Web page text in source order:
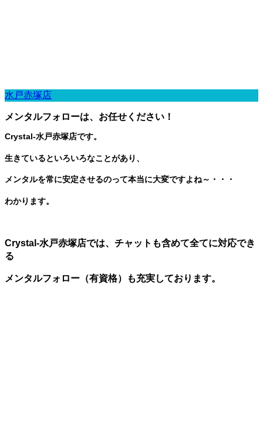
水戸赤塚店
メンタルフォローは、お任せください！
Crystal-水戸赤塚店です。
生きているといろいろなことがあり、
メンタルを常に安定させるのって本当に大変ですよね～・・・
わかります。
Crystal-水戸赤塚店では、チャットも含めて全てに対応でき
る
メンタルフォロー（有資格）も充実しております。